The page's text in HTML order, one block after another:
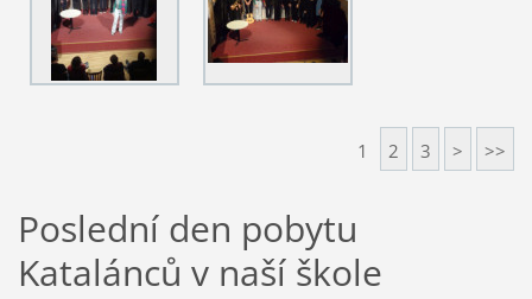
1 2 3 > >>
Poslední den pobytu
Katalánců v naší škole